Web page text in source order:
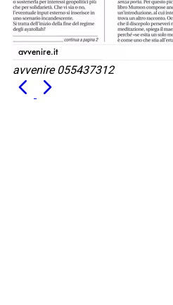
avvenire 055437312